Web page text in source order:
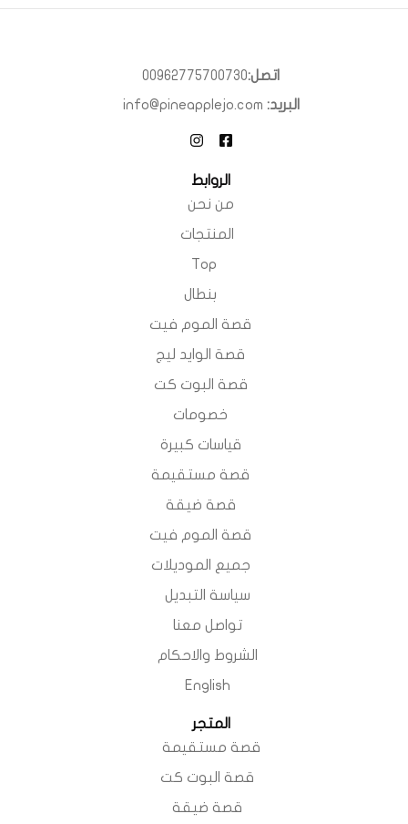
اتصل:00962775700730
البريد:
الروابط
من نحن
المنتجات
Top
بنطال
قصة الموم فيت
قصة الوايد ليج
قصة البوت كت
خصومات
قياسات كبيرة
قصة مستقيمة
قصة ضيقة
قصة الموم فيت
جميع الموديلات
سياسة التبديل
تواصل معنا
الشروط والاحكام
English
المتجر
قصة مستقيمة
قصة البوت كت
قصة ضيقة